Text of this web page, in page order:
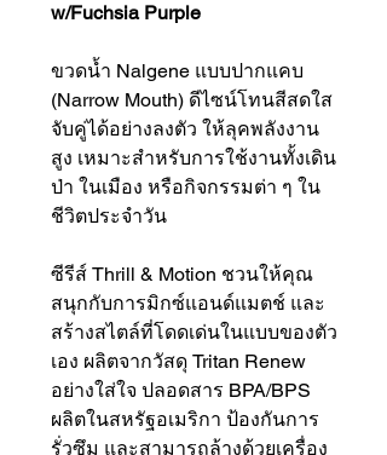
w/Fuchsia Purple
ขวดน้ำ Nalgene แบบปากแคบ
(Narrow Mouth) ดีไซน์โทนสีสดใส
จับคู่ได้อย่างลงตัว ให้ลุคพลังงาน
สูง เหมาะสำหรับการใช้งานทั้งเดิน
ป่า ในเมือง หรือกิจกรรมต่า ๆ ใน
ชีวิตประจำวัน
ซีรีส์ Thrill & Motion ชวนให้คุณ
สนุกกับการมิกซ์แอนด์แมตช์ และ
สร้างสไตล์ที่โดดเด่นในแบบของตัว
เอง ผลิตจากวัสดุ Tritan Renew
อย่างใส่ใจ ปลอดสาร BPA/BPS
ผลิตในสหรัฐอเมริกา ป้องกันการ
รั่วซึม และสามารถล้างด้วยเครื่อง